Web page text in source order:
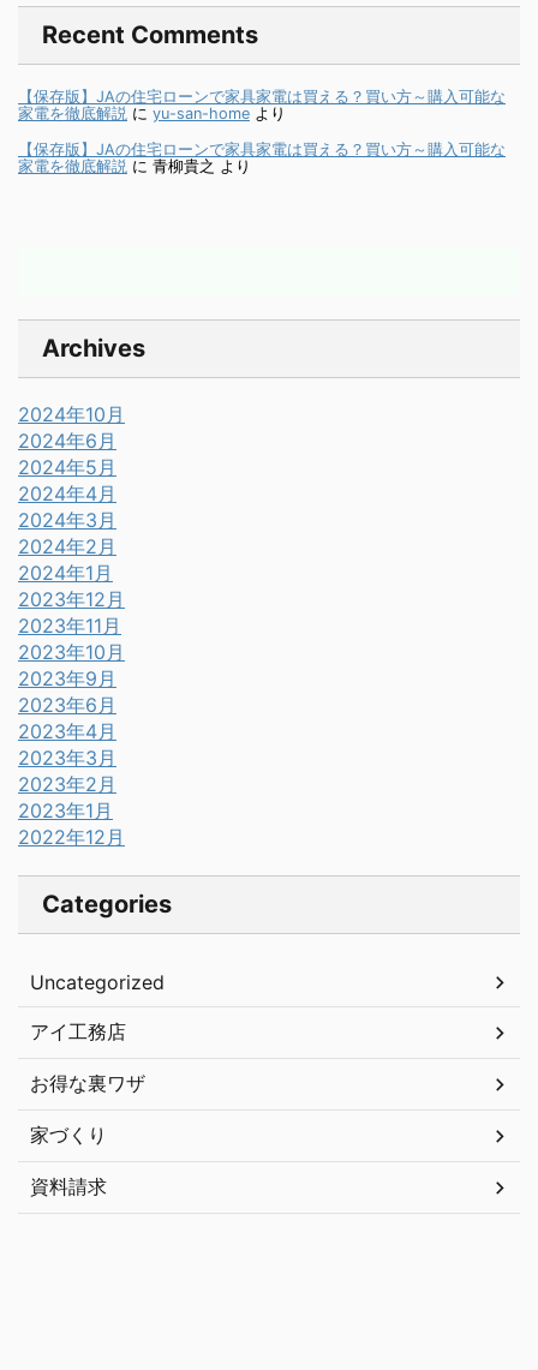
Recent Comments
【保存版】JAの住宅ローンで家具家電は買える？買い方～購入可能な
家電を徹底解説 に yu-san-home より
【保存版】JAの住宅ローンで家具家電は買える？買い方～購入可能な
家電を徹底解説 に 青柳貴之 より
Archives
2024年10月
2024年6月
2024年5月
2024年4月
2024年3月
2024年2月
2024年1月
2023年12月
2023年11月
2023年10月
2023年9月
2023年6月
2023年4月
2023年3月
2023年2月
2023年1月
2022年12月
Categories
Uncategorized
アイ工務店
お得な裏ワザ
家づくり
資料請求